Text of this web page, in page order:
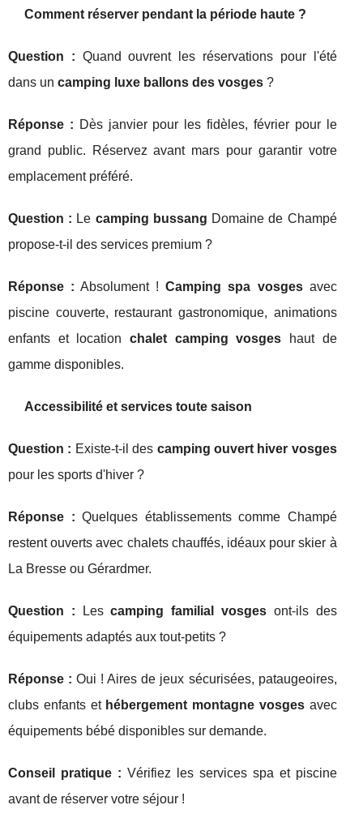
Comment réserver pendant la période haute ?
Question : Quand ouvrent les réservations pour l'été
dans un camping luxe ballons des vosges ?
Réponse : Dès janvier pour les fidèles, février pour le
grand public. Réservez avant mars pour garantir votre
emplacement préféré.
Question : Le camping bussang Domaine de Champé
propose-t-il des services premium ?
Réponse : Absolument !Camping spa vosgesavec
piscine couverte, restaurant gastronomique, animations
enfants et location chalet camping vosges haut de
gamme disponibles.
Accessibilité et services toute saison
Question : Existe-t-il des camping ouvert hiver vosges
pour les sports d'hiver ?
Réponse : Quelques établissements comme Champé
restent ouverts avec chalets chauffés, idéaux pour skier à
La Bresse ou Gérardmer.
Question : Lescamping familial vosges ont-ils des
équipements adaptés aux tout-petits ?
Réponse : Oui ! Aires de jeux sécurisées, pataugeoires,
clubs enfants et hébergement montagne vosgesavec
équipements bébé disponibles sur demande.
Conseil pratique : Vérifiez les services spa et piscine
avant de réserver votre séjour !